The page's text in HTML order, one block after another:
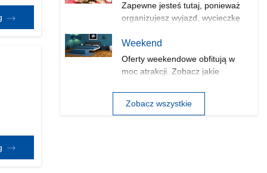
Zapewne jesteś tutaj, ponieważ
organizujesz wyjazd, wycieczkę
Weekend
Oferty weekendowe obfitują w
moc atrakcji. Zobacz jakie
Zobacz wszystkie